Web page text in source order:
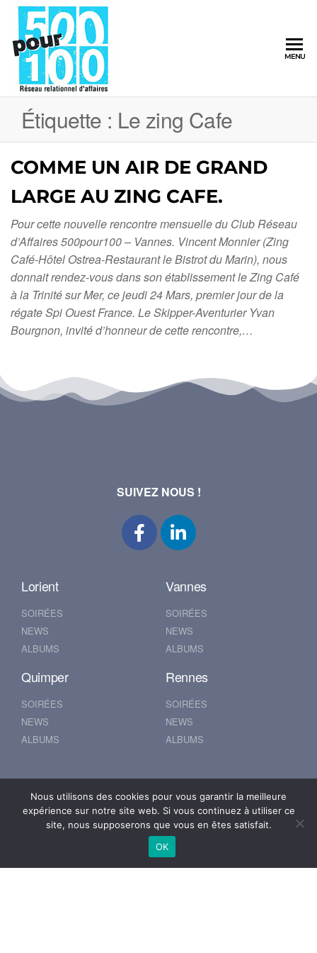
MENU
Étiquette : Le zing Cafe
COMME UN AIR DE GRAND
LARGE AU ZING CAFE.
Pour cette nouvelle rencontre mensuelle du Club Réseau
d’Affaires 500pour100 – Vannes. Vincent Monnier (Zing
Café-Hôtel Ostrea-Restaurant le Bistrot du Marin), nous
donnait rendez-vous dans son établissement le Zing Café
à la Trinité sur Mer, ce jeudi 24 Mars, premier jour de la
régate Spi Ouest France. Le Skipper-Aventurier Yvan
Bourgnon, invité d’honneur de cette rencontre,…
SUIVEZ NOUS !
Lorient
SOIRÉES
NEWS
ALBUMS
Vannes
SOIRÉES
NEWS
ALBUMS
Quimper
SOIRÉES
NEWS
ALBUMS
Rennes
SOIRÉES
NEWS
ALBUMS
Nantes
SOIRÉES
SOIRÉES
NEWS
ALBUMS
Nous utilisons des cookies pour vous garantir la meilleure
expérience sur notre site web. Si vous continuez à utiliser ce
site, nous supposerons que vous en êtes satisfait.
OK